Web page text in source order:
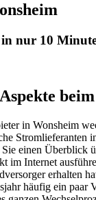
nur 10
in Wonsheim
Stromlieferanten
einen Überblick
im Internet
erhalten
häufig ein